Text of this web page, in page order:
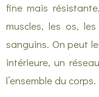
fine mais
muscles, les os,
sanguins. On peut
intérieure, un
l’ensemble du corps.